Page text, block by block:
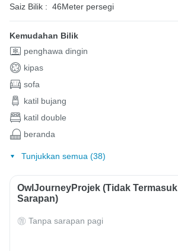
Saiz Bilik : 46Meter persegi
Kemudahan Bilik
penghawa dingin
kipas
sofa
katil bujang
katil double
beranda
Tunjukkan semua (38)
OwlJourneyProjek (Tidak Termasuk
Sarapan)
Tanpa sarapan pagi